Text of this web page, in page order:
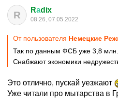
R Rаdix
08:26, 07.05.2022
От пользователя Немецкие
Так по данным ФСБ уже 3,8
Снабжают экономики
Это отлично, пускай уезжают
Уже читали про мытарства в